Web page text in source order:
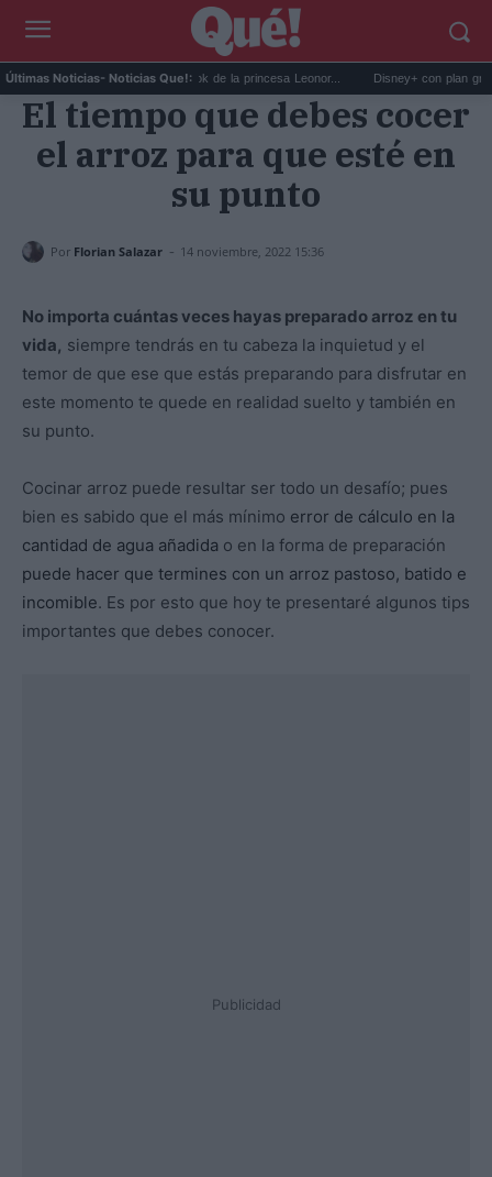
Últimas Noticias- Noticias Que!:
El impactante cambio de look de la princesa Leonor... Disney+ con plan gratuito: la
El tiempo que debes cocer
el arroz para que esté en
su punto
Por Florian Salazar - 14 noviembre, 2022 15:36
No importa cuántas veces hayas preparado arroz en tu
vida, siempre tendrás en tu cabeza la inquietud y el
temor de que ese que estás preparando para disfrutar en
este momento te quede en realidad suelto y también en
su punto.
Cocinar arroz puede resultar ser todo un desafío; pues
bien es sabido que el más mínimo error de cálculo en la
cantidad de agua añadida o en la forma de preparación
puede hacer que termines con un arroz pastoso, batido e
incomible. Es por esto que hoy te presentaré algunos tips
importantes que debes conocer.
Publicidad